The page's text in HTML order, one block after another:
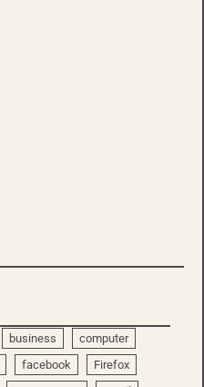
business
computer
facebook
Firefox